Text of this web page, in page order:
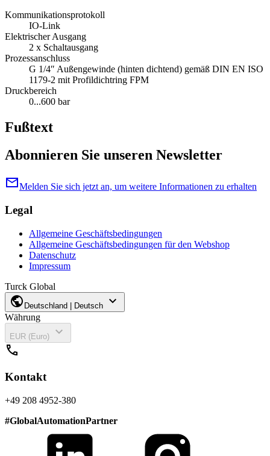
Kommunikationsprotokoll
IO-Link
Elektrischer Ausgang
2 x Schaltausgang
Prozessanschluss
G 1/4″ Außengewinde (hinten dichtend) gemäß DIN EN ISO
1179-2 mit Profildichtring FPM
Druckbereich
0...600 bar
Fußtext
Abonnieren Sie unseren Newsletter
mailMelden Sie sich jetzt an, um weitere Informationen zu erhalten
Legal
Allgemeine Geschäftsbedingungen
Allgemeine Geschäftsbedingungen für den Webshop
Datenschutz
Impressum
Turck Global
public Deutschland | Deutsch expand_more
Währung
EUR (Euro)
expand_more
call
Kontakt
+49 208 4952-380
#GlobalAutomationPartner